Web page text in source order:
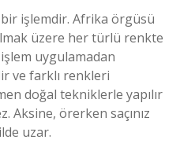
bir işlemdir. Afrika örgüsü
üzere her türlü renkte
işlem uygulamadan
ve farklı renkleri
doğal tekniklerle yapılır
Aksine, örerken saçınız
uzar.